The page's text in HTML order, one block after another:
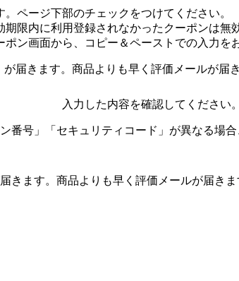
ページ下部のチェックをつけてください。
限内に利用登録されなかったクーポンは無
ン画面から、コピー＆ペーストでの入力を
届きます。商品よりも早く評価メールが
入力した内容を確認してください。
番号」「セキュリティコード」が異なる場
きます。商品よりも早く評価メールが届き